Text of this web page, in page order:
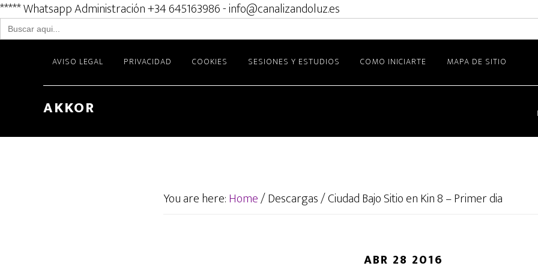
***** Whatsapp Administración +34 645163986 - info@canalizandoluz.es
Buscar:
AVISO LEGAL PRIVACIDAD COOKIES SESIONES Y ESTUDIOS COMO INICIARTE MAPA DE SITIO
AKKOR
You are here:Home/Descargas/Ciudad Bajo Sitio en Kin 8 – Primer dia
ABR 28 2016